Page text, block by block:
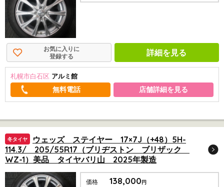
お気に入りに
登録する
詳細を見る
札幌市白石区 アルミ館
店舗詳細を見る
冬タイヤ
ウェッズ ステイヤー 17×7J（+48）5H-
114.3/ 205/55R17（ブリヂストン ブリザック
WZ-1）美品 タイヤバリ山 2025年製造
価格 138,000円